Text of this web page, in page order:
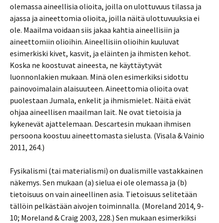
olemassa aineellisia olioita, joilla on ulottuvuus tilassa ja
ajassa ja aineettomia olioita, joilla näitä ulottuvuuksia ei
ole. Maailma voidaan siis jakaa kahtia aineellisiin ja
aineettomiin olioihin. Aineellisiin olioihin kuuluvat
esimerkiski kivet, kasvit, ja eläinten ja ihmisten kehot.
Koska ne koostuvat aineesta, ne käyttäytyvät
luonnonlakien mukaan. Minä olen esimerkiksi sidottu
painovoimalain alaisuuteen. Aineettomia olioita ovat
puolestaan Jumala, enkelit ja ihmismielet. Näitä eivät
ohjaa aineellisen maailman lait. Ne ovat tietoisia ja
kykenevät ajattelemaan. Descartesin mukaan ihmisen
persoona koostuu aineettomasta sielusta. (Visala & Vainio
2011, 264.)
Fysikalismi (tai materialismi) on dualismille vastakkainen
näkemys. Sen mukaan (a) sielua ei ole olemassa ja (b)
tietoisuus on vain aineellinen asia. Tietoisuus selitetään
tällöin pelkästään aivojen toiminnalla. (Moreland 2014, 9-
10; Moreland & Craig 2003, 228.) Sen mukaan esimerkiksi